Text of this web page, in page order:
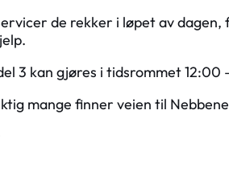
de rekker i løpet av
3 kan gjøres i tidsrommet 12:00
mange finner veien til